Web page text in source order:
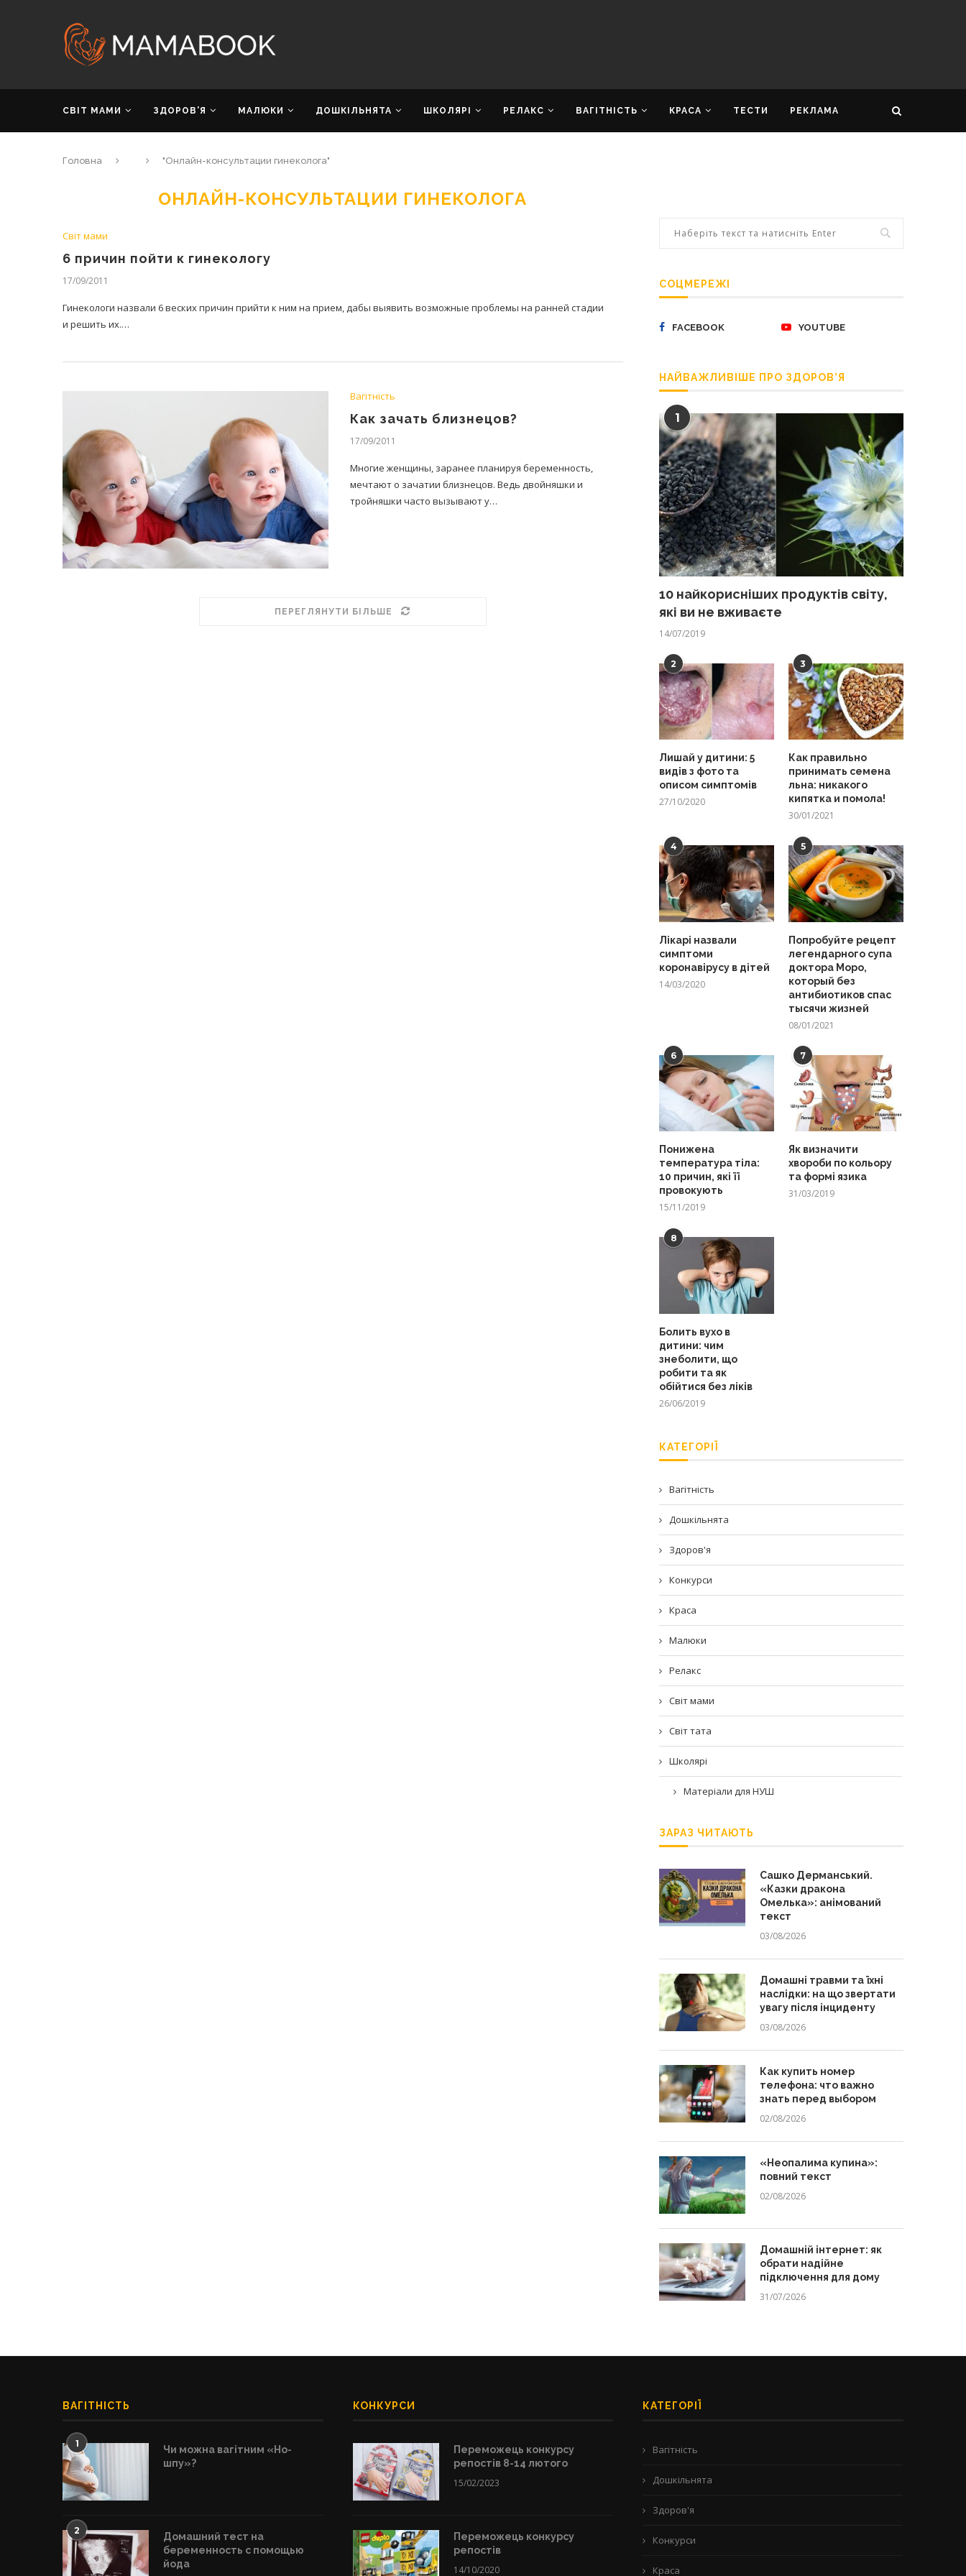
СВІТ МАМИ ЗДОРОВ’Я МАЛЮКИ ДОШКІЛЬНЯТА ШКОЛЯРІ РЕЛАКС ВАГІТНІСТЬ КРАСА ТЕСТИ РЕКЛАМА
Головна "Онлайн-консультации гинеколога"
ОНЛАЙН-КОНСУЛЬТАЦИИ ГИНЕКОЛОГА
Світ мами
6 причин пойти к гинекологу
17/09/2011
Гинекологи назвали 6 веских причин прийти к ним на прием, дабы выявить возможные проблемы на ранней стадии
и решить их.…
Вагітність
Как зачать близнецов?
17/09/2011
Многие женщины, заранее планируя беременность,
мечтают о зачатии близнецов. Ведь двойняшки и
тройняшки часто вызывают у…
ПЕРЕГЛЯНУТИ БІЛЬШЕ
СОЦМЕРЕЖІ
FACEBOOK YOUTUBE
НАЙВАЖЛИВІШЕ ПРО ЗДОРОВ’Я
1
10 найкорисніших продуктів світу,
які ви не вживаєте
14/07/2019
2
Лишай у дитини: 5
видів з фото та
описом симптомів
27/10/2020
3
Как правильно
принимать семена
льна: никакого
кипятка и помола!
30/01/2021
4
Лікарі назвали
симптоми
коронавірусу в дітей
14/03/2020
5
Попробуйте рецепт
легендарного супа
доктора Моро,
который без
антибиотиков спас
тысячи жизней
08/01/2021
6
Понижена
температура тіла:
10 причин, які її
провокують
15/11/2019
7
Як визначити
хвороби по кольору
та формі язика
31/03/2019
8
Болить вухо в
дитини: чим
знеболити, що
робити та як
обійтися без ліків
26/06/2019
КАТЕГОРІЇ
Вагітність
Дошкільнята
Здоров'я
Конкурси
Краса
Малюки
Релакс
Світ мами
Світ тата
Школярі
Матеріали для НУШ
ЗАРАЗ ЧИТАЮТЬ
Сашко Дерманський.
«Казки дракона
Омелька»: анімований
текст
03/08/2026
Домашні травми та їхні
наслідки: на що звертати
увагу після інциденту
03/08/2026
Как купить номер
телефона: что важно
знать перед выбором
02/08/2026
«Неопалима купина»:
повний текст
02/08/2026
Домашній інтернет: як
обрати надійне
підключення для дому
31/07/2026
ВАГІТНІСТЬ
1
Чи можна вагітним «Но-
шпу»?
2
Домашний тест на
беременность с помощью
йода
КОНКУРСИ
Переможець конкурсу
репостів 8-14 лютого
15/02/2023
Переможець конкурсу
репостів
14/10/2020
КАТЕГОРІЇ
Вагітність
Дошкільнята
Здоров'я
Конкурси
Краса